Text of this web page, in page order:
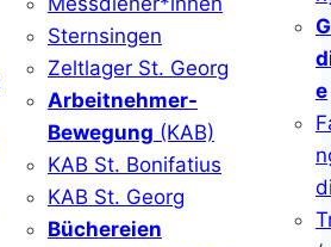
Sternsingen
Zeltlager St. Georg
Arbeitnehmer-
Bewegung (KAB)
KAB St. Bonifatius
KAB St. Georg
Büchereien
e